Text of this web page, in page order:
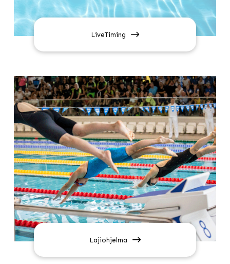
LiveTiming
Lajiohjelma